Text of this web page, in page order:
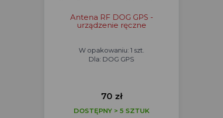
Antena RF DOG GPS -
urządzenie ręczne
W opakowaniu: 1 szt.
Dla: DOG GPS
70 zł
DOSTĘPNY > 5 SZTUK